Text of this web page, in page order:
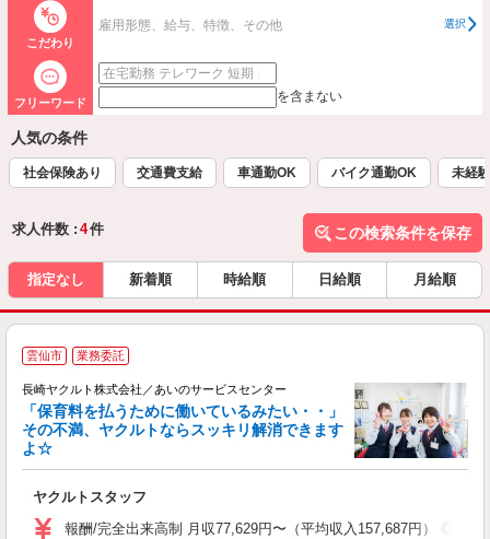
こだわり
雇用形態、給与、特徴、その他 選択
フリーワード を含まない
人気の条件
社会保険あり 交通費支給 車通勤OK バイク通勤OK 未経
求人件数 : 4件 この検索条件を保存
指定なし 新着順 時給順 日給順 月給順
雲仙市 業務委託
長崎ヤクルト株式会社／あいのサービスセンター
「保育料を払うために働いているみたい・・」
その不満、ヤクルトならスッキリ解消できます
よ☆
ヤクルトスタッフ
報酬/完全出来高制 月収77,629円〜（平均収入157,687円） ◎扶